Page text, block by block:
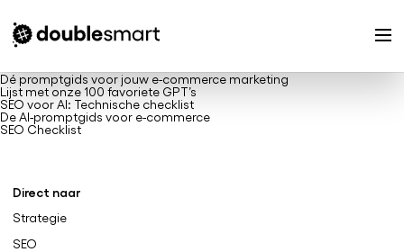
Dé promptgids voor jouw e-commerce marketing
Lijst met onze 100 favoriete GPT’s
SEO voor AI: Technische checklist
De AI-promptgids voor e-commerce
SEO Checklist
Direct naar
Strategie
SEO